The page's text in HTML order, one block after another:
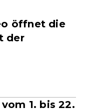
öffnet die
der
1. bis 22.